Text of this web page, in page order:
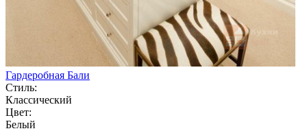
Гардеробная Бали
Стиль:
Классический
Цвет:
Белый